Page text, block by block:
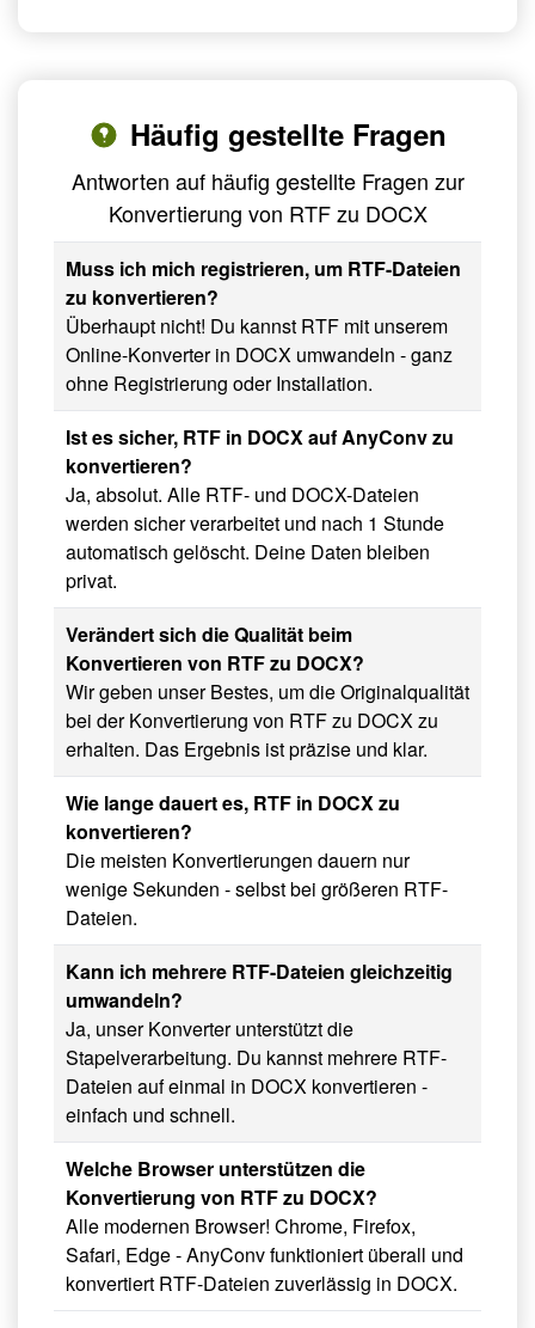
Häufig gestellte Fragen
Antworten auf häufig gestellte Fragen zur
Konvertierung von RTF zu DOCX
Muss ich mich registrieren, um RTF-Dateien
zu konvertieren?
Überhaupt nicht! Du kannst RTF mit unserem
Online-Konverter in DOCX umwandeln - ganz
ohne Registrierung oder Installation.
Ist es sicher, RTF in DOCX auf AnyConv zu
konvertieren?
Ja, absolut. Alle RTF- und DOCX-Dateien
werden sicher verarbeitet und nach 1 Stunde
automatisch gelöscht. Deine Daten bleiben
privat.
Verändert sich die Qualität beim
Konvertieren von RTF zu DOCX?
Wir geben unser Bestes, um die Originalqualität
bei der Konvertierung von RTF zu DOCX zu
erhalten. Das Ergebnis ist präzise und klar.
Wie lange dauert es, RTF in DOCX zu
konvertieren?
Die meisten Konvertierungen dauern nur
wenige Sekunden - selbst bei größeren RTF-
Dateien.
Kann ich mehrere RTF-Dateien gleichzeitig
umwandeln?
Ja, unser Konverter unterstützt die
Stapelverarbeitung. Du kannst mehrere RTF-
Dateien auf einmal in DOCX konvertieren -
einfach und schnell.
Welche Browser unterstützen die
Konvertierung von RTF zu DOCX?
Alle modernen Browser! Chrome, Firefox,
Safari, Edge - AnyConv funktioniert überall und
konvertiert RTF-Dateien zuverlässig in DOCX.